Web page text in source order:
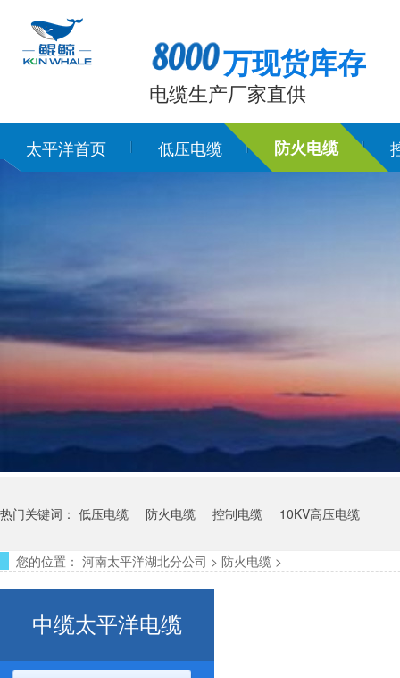
万现货库存
电缆生产厂家直供
太平洋首页 低压电缆 防火电缆
热门关键词： 低压电缆 防火电缆 控制电缆 10KV高压电缆
您的位置： 河南太平洋湖北分公司 > 防火电缆 >
中缆太平洋电缆